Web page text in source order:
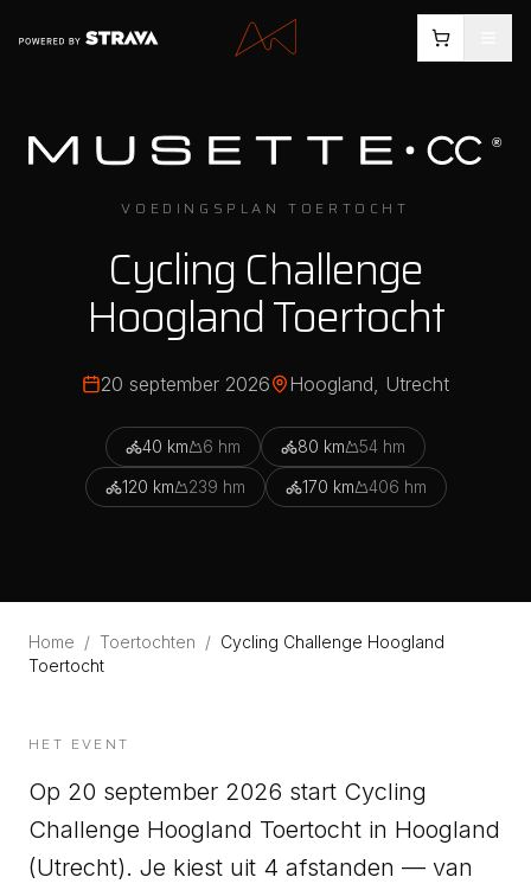
VOEDINGSPLAN TOERTOCHT
Cycling Challenge
Hoogland Toertocht
20 september 2026 Hoogland, Utrecht
40 km 6 hm 80 km 54 hm
120 km 239 hm 170 km 406 hm
Home / Toertochten / Cycling Challenge Hoogland
Toertocht
HET EVENT
Op 20 september 2026 start Cycling
Challenge Hoogland Toertocht in Hoogland
(Utrecht). Je kiest uit 4 afstanden — van